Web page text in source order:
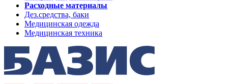
Расходные материалы
Дез.средства, баки
Медицинская одежда
Медицинская техника